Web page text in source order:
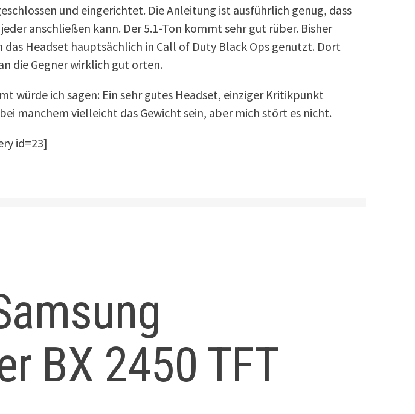
und eingerichtet. Die Anleitung ist ausführlich genug, dass
anschließen kann. Der 5.1-Ton kommt sehr gut rüber. Bisher
das Headset hauptsächlich in Call of Duty Black Ops genutzt. Dort
die Gegner wirklich gut orten.
würde ich sagen: Ein sehr gutes Headset, einziger Kritikpunkt
manchem vielleicht das Gewicht sein, aber mich stört es nicht.
id=23]
BX 2450 TFT